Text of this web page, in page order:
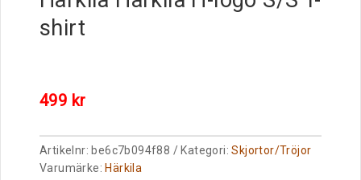
shirt
499 kr
Artikelnr: be6c7b094f88 Kategori:Skjortor/Tröjor
Varumärke: Härkila